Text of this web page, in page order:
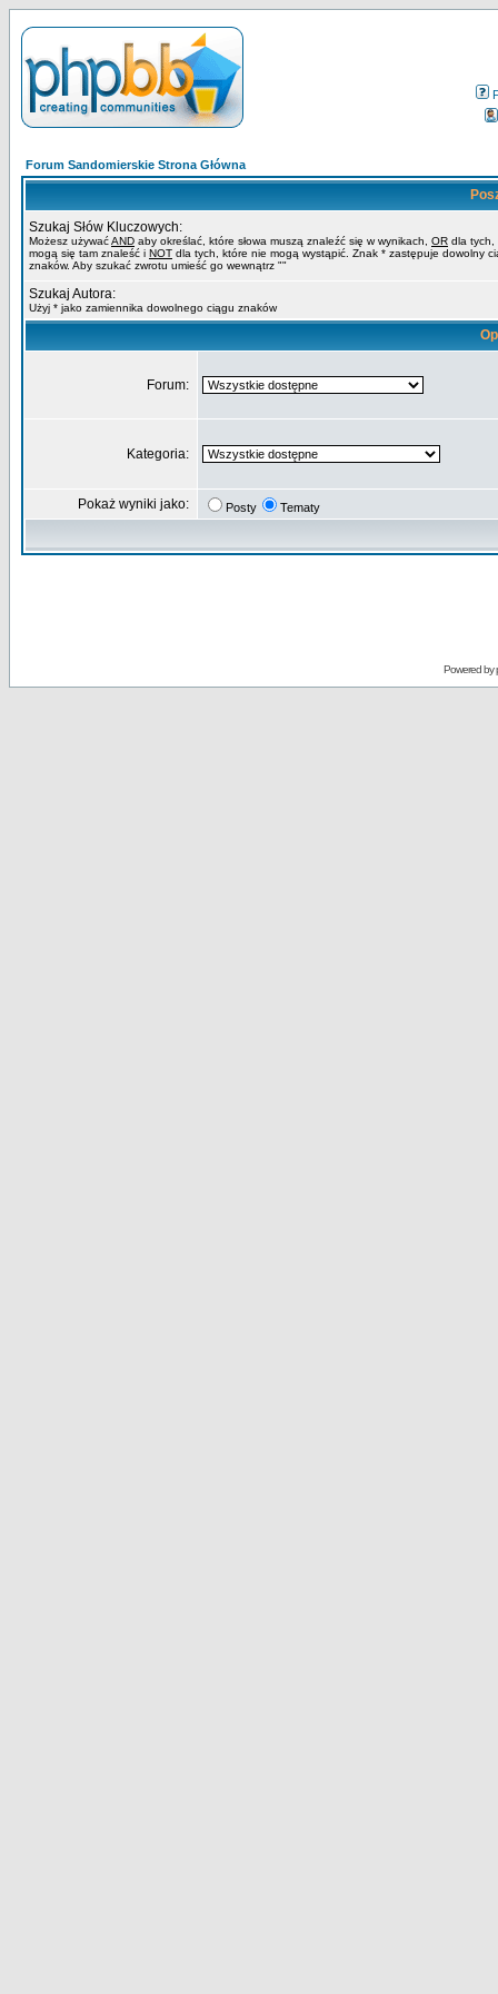
Forum Sandomierskie Strona Główna
Szukaj Słów Kluczowych:
Możesz używaćAND aby określać, które słowa muszą znaleźć się w wynikach, OR dla tych,
mogą się tam znaleść i NOT dla tych, które nie mogą wystąpić. Znak * zastępuje dowolny
znaków. Aby szukać zwrotu umieść go wewnątrz ""
Szukaj Autora:
Użyj * jako zamiennika dowolnego ciągu znaków
Forum:
Kategoria:
Pokaż wyniki jako: Posty Tematy
Powered by